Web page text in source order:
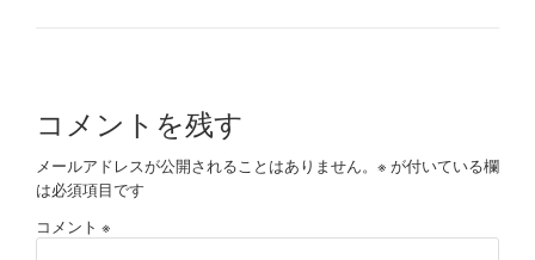
コメントを残す
メールアドレスが公開されることはありません。 ※ が付いている欄
は必須項目です
コメント ※